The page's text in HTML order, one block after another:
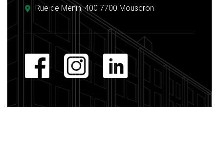
Rue de Menin, 400 7700 Mouscron